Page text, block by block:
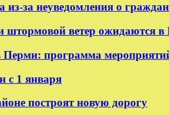
за неуведомления о
штормовой ветер ожидаются
Перми: программа
с 1 января
построят новую дорогу